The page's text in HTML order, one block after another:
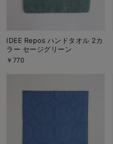
IDEE Repos ハンドタオル 2カ
ラー セージグリーン
￥770